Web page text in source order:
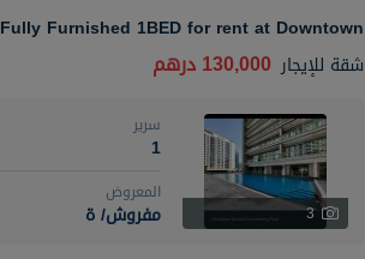
Fully Furnished 1BED for rent at Downtown
شقة للإيجار 130,000 درهم
3
سرير
1
المعروض
مفروش/ ة